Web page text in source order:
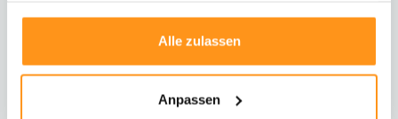
gesammelt haben.
Alle zulassen
Anpassen
Telefonischer Kontakt
23